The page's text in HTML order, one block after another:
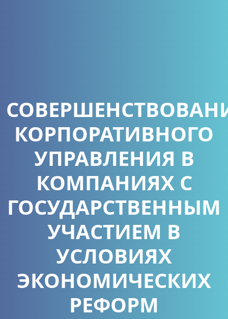
КОРПОРАТИВНОГО
УПРАВЛЕНИЯ В
КОМПАНИЯХ С
ГОСУДАРСТВЕННЫМ
УЧАСТИЕМ В
УСЛОВИЯХ
ЭКОНОМИЧЕСКИХ
РЕФОРМ